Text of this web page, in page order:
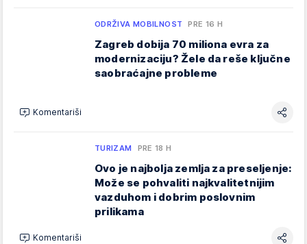
ODRŽIVA MOBILNOST PRE 16 H
Zagreb dobija 70 miliona evra za
modernizaciju? Žele da reše ključne
saobraćajne probleme
Komentariši
TURIZAM PRE 18 H
Ovo je najbolja zemlja za preseljenje:
Može se pohvaliti najkvalitetnijim
vazduhom i dobrim poslovnim
prilikama
Komentariši